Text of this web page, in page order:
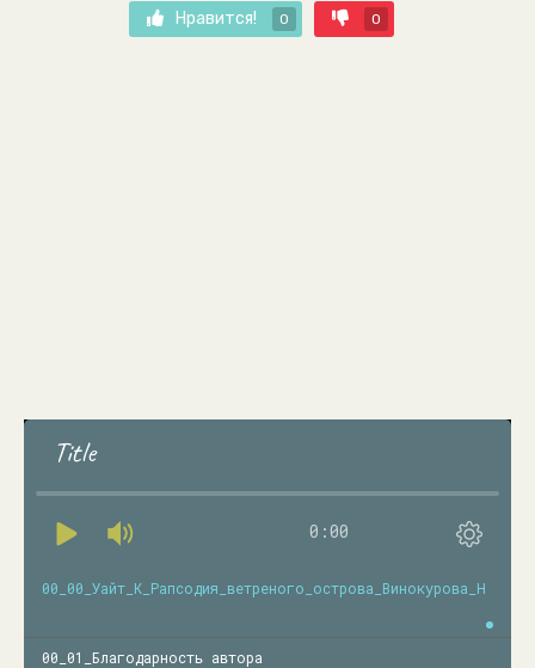
Нравится! 0 0
Title
0:00
00_00_Уайт_К_Рапсодия_ветреного_острова_Винокурова_Н
00_01_Благодарность автора